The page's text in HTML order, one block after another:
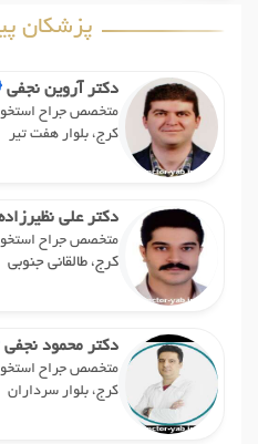
پزشکان
دکتر آروین نجفی
متخصص جراح
کرج، بلوار هفت تیر
دکتر علی
متخصص جراح
کرج، طالقانی جنوبی
دکتر محمود نجفی
متخصص جراح
کرج، بلوار سرداران